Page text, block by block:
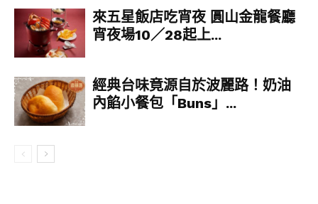
來五星飯店吃宵夜 圓山金龍餐廳
宵夜場10／28起上...
經典台味竟源自於波麗路！奶油
內餡小餐包「Buns」...